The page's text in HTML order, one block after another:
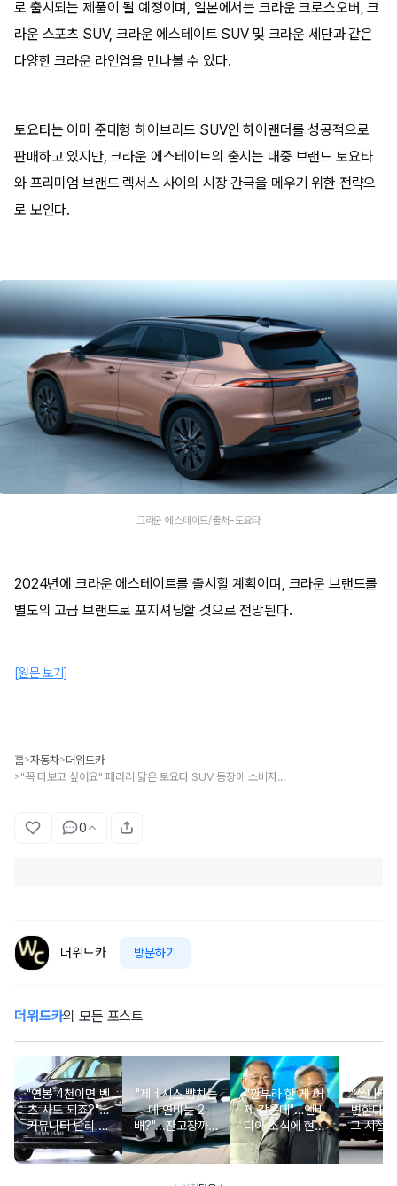
로 출시되는 제품이 될 예정이며, 일본에서는 크라운 크로스오버, 크
라운 스포츠 SUV, 크라운 에스테이트 SUV 및 크라운 세단과 같은
다양한 크라운 라인업을 만나볼 수 있다.
토요타는 이미 준대형 하이브리드 SUV인 하이랜더를 성공적으로
판매하고 있지만, 크라운 에스테이트의 출시는 대중 브랜드 토요타
와 프리미엄 브랜드 렉서스 사이의 시장 간극을 메우기 위한 전략으
로 보인다.
크라운 에스테이트/출처-토요타
2024년에 크라운 에스테이트를 출시할 계획이며, 크라운 브랜드를
별도의 고급 브랜드로 포지셔닝할 것으로 전망된다.
[원문 보기]
홈>자동차>더위드카
> "꼭 타보고 싶어요" 페라리 닮은 토요타 SUV 등장에 소비자 기대감 '폭주'
0
더위드카 방문하기
더위드카의 모든 포스트
"연봉 4천이면 벤
츠 사도 되죠?"…
커뮤니티 난리 난
'현실적 수입차' 보
니
"제네시스 뺨치는
데 연비는 2
배?"...잔고장까지
없는 신차에 '이럴
수가'
"깐부라 한 게 어
제 같은데"…엔비
디아 소식에 현대
차 '초위기 상황'
“쏘나타
변한다
그 시절
고 소식
오너들